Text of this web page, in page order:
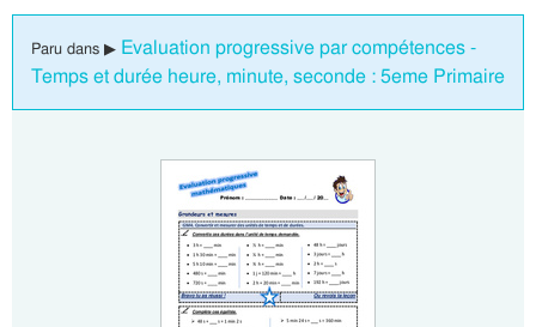
Paru dans ▶ Evaluation progressive par compétences -
Temps et durée heure, minute, seconde : 5eme Primaire